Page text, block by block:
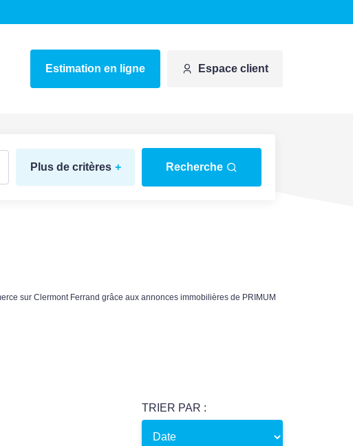
Estimation en ligne Espace client
Plus de critères + Recherche
sur Clermont Ferrand grâce aux annonces immobilières de PRIMUM
TRIER PAR :